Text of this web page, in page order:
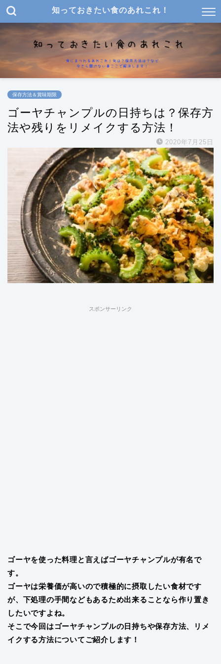
知っておきたい食のあれこれ！
保存方法＆賞味期限
ゴーヤチャンプルの日持ちは？保存方
法や残りをリメイクする方法！
2020年7月25日
スポンサーリンク
ゴーヤを使った料理と言えばゴーヤチャンプルが有名で
す。
ゴーヤは栄養価が高いので積極的に摂取したい食材です
が、下処理の手間などもあるため出来ることなら作り置き
したいですよね。
そこで今回はゴーヤチャンプルの日持ちや保存方法、リメ
イクする方法についてご紹介します！